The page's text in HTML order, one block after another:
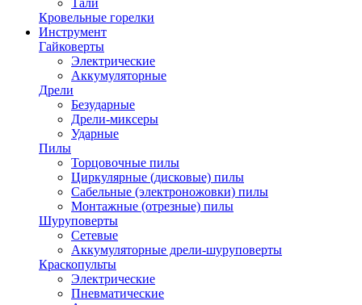
Тали
Кровельные горелки
Инструмент
Гайковерты
Электрические
Аккумуляторные
Дрели
Безударные
Дрели-миксеры
Ударные
Пилы
Торцовочные пилы
Циркулярные (дисковые) пилы
Сабельные (электроножовки) пилы
Монтажные (отрезные) пилы
Шуруповерты
Сетевые
Аккумуляторные дрели-шуруповерты
Краскопульты
Электрические
Пневматические